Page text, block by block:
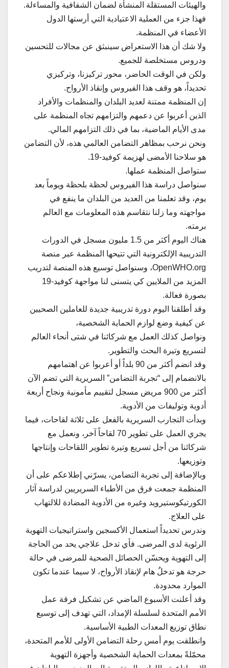
والهيئات المستقلة المنشأة لضمان الشفافية والمساءلة.
فهذا جزء من العملية الاعتيادية التي أرستها الدول
الأعضاء في المنظمة.
ولا شك أن هذا الاستعراض سينبثق عن مجالات للتحسين
ودروس مستخلصة للجميع.
ولكن في الوقت الحاضر، محور تركيزنا، وتركيزي
تحديداً، هو وقف هذا الفيروس وإنقاذ الأرواح.
إن المنظمة ممتنة لعديد البلدان والمنظمات والأفراد
الذين أعربوا عن دعمهم والتزامهم تجاه المنظمة على
مدى الأيام الماضية، بما في ذلك التزامهم المالي.
ونحن نرحب بمظاهر التضامن العالمي هذه، لأن التضامن
هو سلاحنا الأمضى لهزيمة كوفيد-19.
ستواصل المنظمة عملها.
سنواصل دراسة هذا الفيروس لحظة بلحظة ويوماً بعد
يوم، وقد تعلمنا من العديد من البلدان ما ينفع في
مواجهته وما زلنا نتقاسم هذه المعلومات مع العالم
برمته.
هناك اليوم أكثر من 1.5 مليون مسجل في الدورات
التدريبية الإلكترونية التي تتيحها المنظمة عبر منصة
OpenWHO.org، وسنواصل توسيع هذه المنصة لتدريب
المزيد من الملايين كي يتسنى لنا مواجهة كوفيد-19
بصورة فعالة.
وقد أطلقنا اليوم دورة تدريبية جديدة للعاملين الصحيين
عن كيفية وضع لوازم الحماية الشخصية،
ونواصل كذلك العمل مع شركائنا في شتى أنحاء العالم
لتسريع وتيرة البحث والتطوير.
وقد انضم أكثر من 90 بلداً أو أعربوا عن اهتمامهم
بالانضمام إلى “تجربة التضامن” السريرية التي تضم الآن
أكثر من 900 مريض مسجل لتقييم مأمونية ونجاح أربعة
أدوية وتوليفات من الأدوية.
وبدأت التجارب السريرية بالفعل على ثلاثة لقاحات، فيما
يجري العمل على تطوير 70 لقاحاً آخر، ونعمل مع
شركائنا من أجل تسريع وتيرة تطوير اللقاحات وإنتاجها
وتوزيعها.
وبالإضافة إلى تجربة التضامن، يسرّني إطلاعكم على أن
المنظمة جمعت فرق من الأطباء السريريين لدراسة آثار
الكورتيكوستيرويد وغيره من الأدوية المضادة للالتهاب
على العلاج.
وندرس تحديداً استعمال الأكسجين واستراتيجيات التهوية
الرئوية لدى المرضى. فأي تدخل علاجي يحد من الحاجة
إلى التهوية ويحسّن الحصائل الصحية للمرضى في حالة
حرجة هو تدخلٌ هام لإنقاذ الأرواح، لا سيما عندما تكون
الموارد محدودة.
وقد أعلنت الأسبوع الماضي عن تشكيل فرقة عمل
الأمم المتحدة لسلسلة الإمداد، التي تهدف إلى توسيع
نطاق توزيع المعدات الطبية الأساسية.
وانطلقت يوم أمس رحلة التضامن الأولى للأمم المتحدة،
محمّلةً بمعدات الحماية الشخصية وأجهزة التهوية